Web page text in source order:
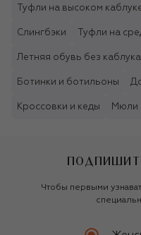
Туфли на высоком
Слингбэки Туфли на
Летняя обувь без каблука
Ботинки и ботильоны
Кроссовки и кеды Мюли
Чтобы первыми